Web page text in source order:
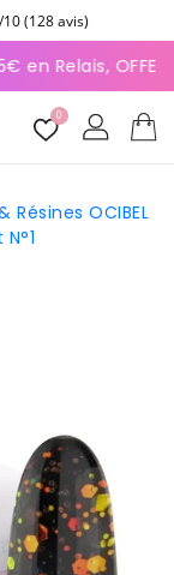
9.5/10
Relais,
0
OCIBEL